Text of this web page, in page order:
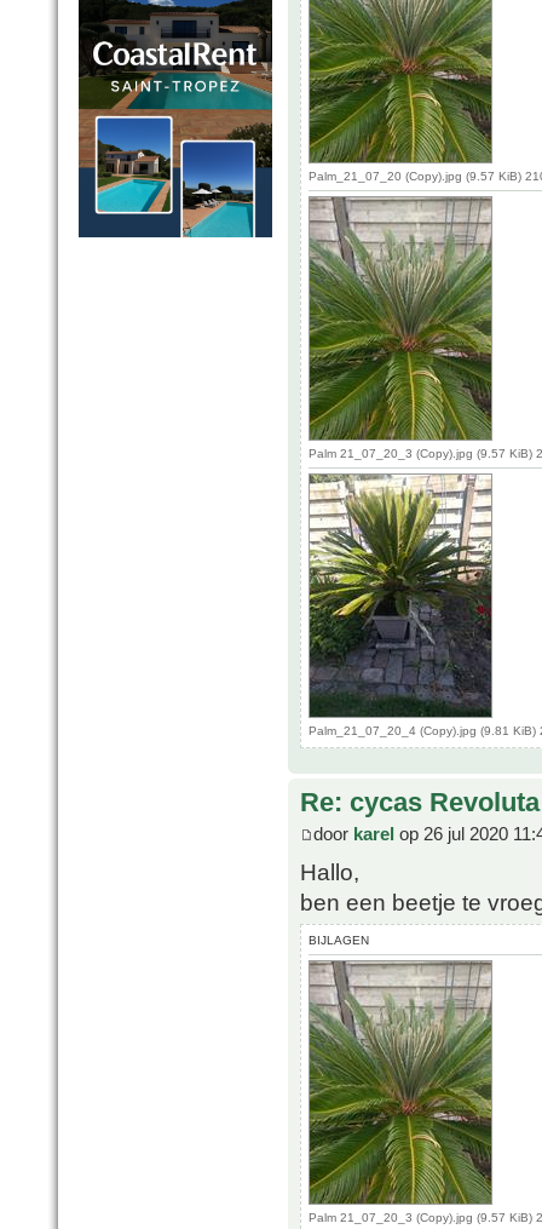
Palm_21_07_20 (Copy).jpg (9.57 KiB)
Palm 21_07_20_3 (Copy).jpg (9.57 KiB)
Palm_21_07_20_4 (Copy).jpg (9.81 KiB)
Re: cycas Revoluta
door karel op 26 jul 2020
Hallo,
ben een beetje te
BIJLAGEN
Palm 21_07_20_3 (Copy).jpg (9.57 KiB)